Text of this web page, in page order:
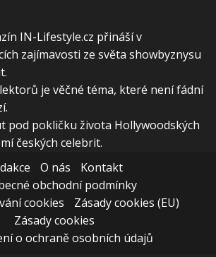
IN-Lifestyle.cz přináší v
zajímavosti ze světa showbyznysu
je věčné téma, které není fádní
pod pokličku života Hollywoodských
českých celebrit.
O nás
Kontakt
obchodní podmínky
cookies
Zásady cookies (EU)
Zásady cookies
o ochraně osobních údajů